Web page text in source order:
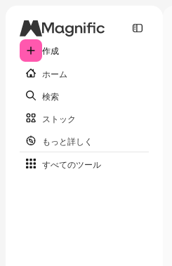
作成
ホーム
検索
ストック
もっと詳しく
すべてのツール